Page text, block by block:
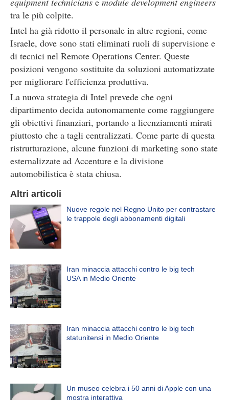
tra le più colpite.
Intel ha già ridotto il personale in altre regioni, come
Israele, dove sono stati eliminati ruoli di supervisione e
di tecnici nel Remote Operations Center. Queste
posizioni vengono sostituite da soluzioni automatizzate
per migliorare l'efficienza produttiva.
La nuova strategia di Intel prevede che ogni
dipartimento decida autonomamente come raggiungere
gli obiettivi finanziari, portando a licenziamenti mirati
piuttosto che a tagli centralizzati. Come parte di questa
ristrutturazione, alcune funzioni di marketing sono state
esternalizzate ad Accenture e la divisione
automobilistica è stata chiusa.
Altri articoli
Nuove regole nel Regno Unito per contrastare
le trappole degli abbonamenti digitali
Iran minaccia attacchi contro le big tech
USA in Medio Oriente
Iran minaccia attacchi contro le big tech
statunitensi in Medio Oriente
Un museo celebra i 50 anni di Apple con una
mostra interattiva